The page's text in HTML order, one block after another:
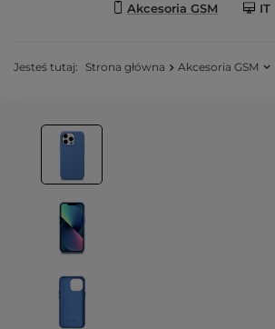
Akcesoria GSM IT
Jesteś tutaj: Strona główna Akcesoria GSM